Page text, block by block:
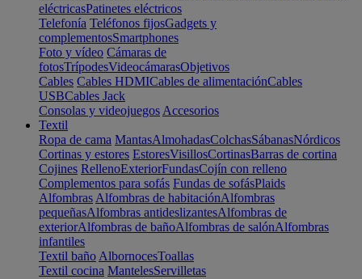
eléctricasPatinetes eléctricos
Telefonía Teléfonos fijosGadgets y
complementosSmartphones
Foto y vídeo Cámaras de
fotosTrípodesVideocámarasObjetivos
Cables Cables HDMICables de alimentaciónCables
USBCables Jack
Consolas y videojuegos Accesorios
Textil
Ropa de cama MantasAlmohadasColchasSábanasNórdicos
Cortinas y estores EstoresVisillosCortinasBarras de cortina
Cojines RellenoExteriorFundasCojín con relleno
Complementos para sofás Fundas de sofásPlaids
Alfombras Alfombras de habitaciónAlfombras
pequeñasAlfombras antideslizantesAlfombras de
exteriorAlfombras de bañoAlfombras de salónAlfombras
infantiles
Textil baño AlbornocesToallas
Textil cocina MantelesServilletas